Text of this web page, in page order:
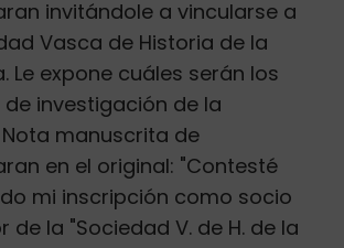
invitándole a vincularse a
Vasca de Historia de la
Le expone cuáles serán los
investigación de la
manuscrita de
en el original: "Contesté
mi inscripción como socio
de la "Sociedad V. de H. de la